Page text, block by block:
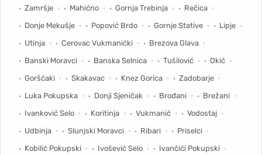
Zamršje
Mahićno Gornja Trebinja
Rečica
Donje Mekušje
Popović Brdo Gornje Stative
Lipje
Utinja
Cerovac Vukmanićki
Brezova Glava
Banski Moravci
Banska Selnica Tušilović
Okić
Goršćaki
Skakavac Knez Gorica
Zadobarje
Luka Pokupska
Donji Sjeničak Brođani
Brežani
Ivanković Selo
Koritinja Vukmanić
Vodostaj
Udbinja
Slunjski Moravci Ribari
Priselci
Kobilić Pokupski
Ivošević Selo
Ivančići Pokupski